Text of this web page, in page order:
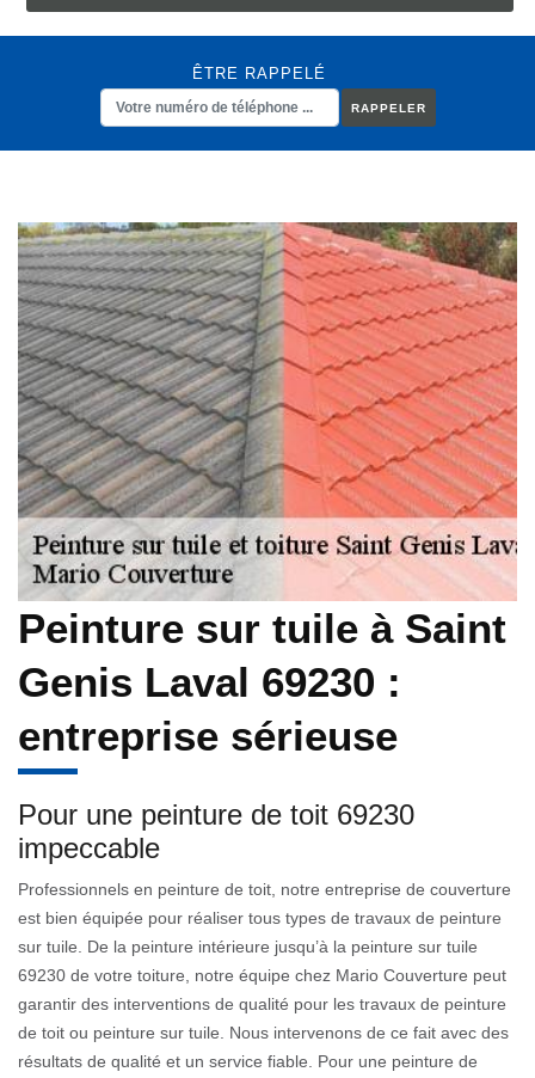
ÊTRE RAPPELÉ
Peinture sur tuile à Saint
Genis Laval 69230 :
entreprise sérieuse
Pour une peinture de toit 69230
impeccable
Professionnels en peinture de toit, notre entreprise de couverture
est bien équipée pour réaliser tous types de travaux de peinture
sur tuile. De la peinture intérieure jusqu’à la peinture sur tuile
69230 de votre toiture, notre équipe chez Mario Couverture peut
garantir des interventions de qualité pour les travaux de peinture
de toit ou peinture sur tuile. Nous intervenons de ce fait avec des
résultats de qualité et un service fiable. Pour une peinture de